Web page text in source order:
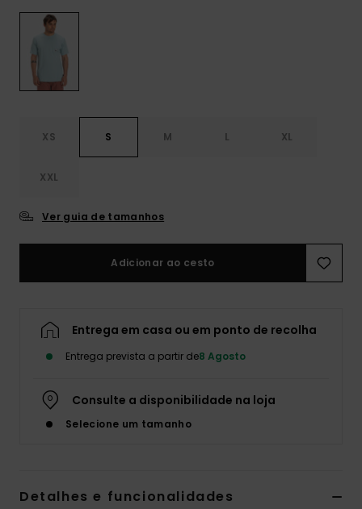
XS S M L XL
XXL
Ver guia de tamanhos
Adicionar ao cesto
Entrega em casa ou em ponto de recolha
Entrega prevista a partir de8 Agosto
Consulte a disponibilidade na loja
Selecione um tamanho
Detalhes e funcionalidades